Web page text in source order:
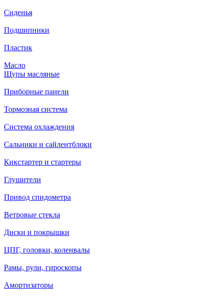
Сиденья
Подшипники
Пластик
Масло
Щупы масляные
Приборные панели
Тормозная система
Система охлаждения
Сальники и сайлентблоки
Кикстартер и стартеры
Глушители
Привод спидометра
Ветровые стекла
Диски и покрышки
ЦПГ, головки, коленвалы
Рамы, рули, гироскопы
Амортизаторы